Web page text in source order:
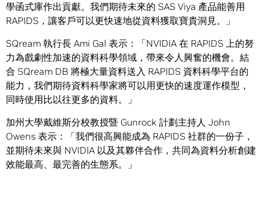
學函式庫作出貢獻。我們期待未來的 SAS Viya 產品能善用
RAPIDS，讓客戶可以更快速地從資料獲取寶貴洞見。」
SQream 執行長 Ami Gal 表示：「NVIDIA 在 RAPIDS 上的努
力為戲劇性加速的資料科學領域，帶來令人興奮的機會。結
合 SQream DB 將極大量資料送入 RAPIDS 資料科學平台的
能力，我們期待資料科學家將可以用更快的速度運作模型，
同時使用比以往更多的資料。」
加州大學戴維斯分校教授暨 Gunrock 計劃主持人 John
Owens 表示：「我們很高興能成為 RAPIDS 社群的一份子，
並期待未來與 NVIDIA 以及其夥伴合作，共同為資料分析創建
效能最高、最完善的生態系。」